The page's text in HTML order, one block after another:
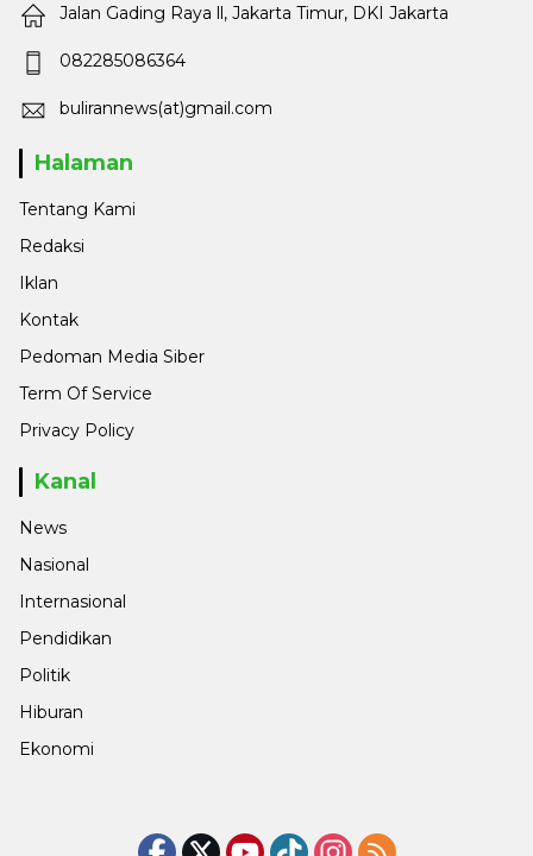
Jalan Gading Raya ll, Jakarta Timur, DKI Jakarta
082285086364
bulirannews(at)gmail.com
Halaman
Tentang Kami
Redaksi
Iklan
Kontak
Pedoman Media Siber
Term Of Service
Privacy Policy
Kanal
News
Nasional
Internasional
Pendidikan
Politik
Hiburan
Ekonomi